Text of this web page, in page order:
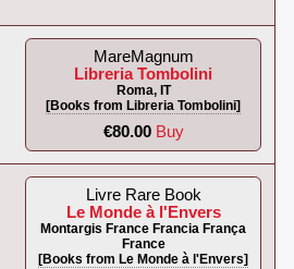
MareMagnum
Libreria Tombolini
Roma, IT
[Books from Libreria Tombolini]
€80.00 Buy
Livre Rare Book
Le Monde à l'Envers
Montargis France Francia França
France
[Books from Le Monde à l'Envers]